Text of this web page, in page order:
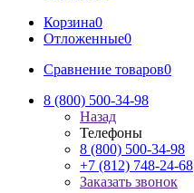
Корзина0
Отложенные0
Сравнение товаров0
8 (800) 500-34-98
Назад
Телефоны
8 (800) 500-34-98
+7 (812) 748-24-68
Заказать звонок